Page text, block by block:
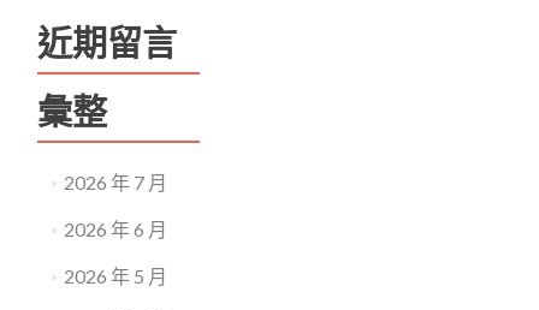
近期留言
彙整
2026 年 7 月
2026 年 6 月
2026 年 5 月